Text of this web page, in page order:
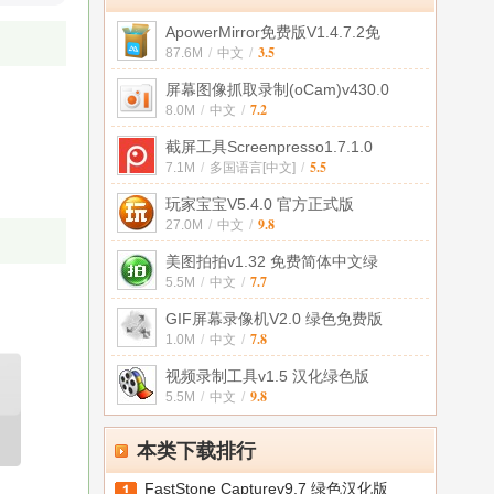
ApowerMirror免费版V1.4.7.2免
87.6M / 中文 / 3.5
屏幕图像抓取录制(oCam)v430.0
8.0M / 中文 / 7.2
截屏工具Screenpresso1.7.1.0
7.1M / 多国语言[中文] / 5.5
玩家宝宝V5.4.0 官方正式版
27.0M / 中文 / 9.8
美图拍拍v1.32 免费简体中文绿
5.5M / 中文 / 7.7
GIF屏幕录像机V2.0 绿色免费版
1.0M / 中文 / 7.8
视频录制工具v1.5 汉化绿色版
5.5M / 中文 / 9.8
本类下载排行
FastStone Capturev9.7 绿色汉化版